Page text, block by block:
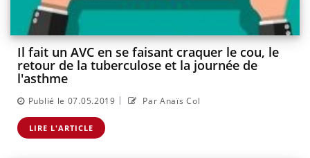
Il fait un AVC en se faisant craquer le cou, le
retour de la tuberculose et la journée de
l'asthme
Publié le 07.05.2019 | Par Anaïs Col
LIRE L'ARTICLE